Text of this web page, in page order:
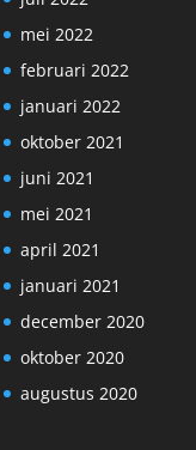
mei 2022
februari 2022
januari 2022
oktober 2021
juni 2021
mei 2021
april 2021
januari 2021
december 2020
oktober 2020
augustus 2020